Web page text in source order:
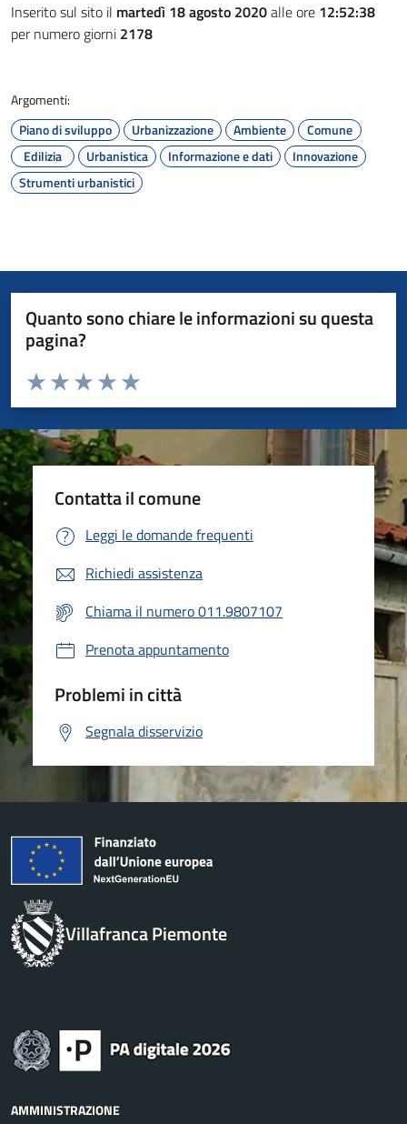
Inserito sul sito il martedì 18 agosto 2020alle ore 12:52:38
per numero giorni 2178
Argomenti:
Piano di sviluppo
Urbanizzazione Ambiente
Comune
Edilizia
Urbanistica Informazione e dati
Innovazione
Strumenti urbanistici
Quanto sono chiare le informazioni su questa
pagina?
Valuta da 1 a 5 stelle la pagina
Valuta 5 stelle su 5
Valuta 4 stelle su 5
Valuta 3 stelle su 5
Valuta 2 stelle su 5
Valuta 1 stelle su 5
Contatta il comune
Leggi le domande frequenti
Richiedi assistenza
Chiama il numero 011.9807107
Prenota appuntamento
Problemi in città
Segnala disservizio
Villafranca Piemonte
AMMINISTRAZIONE